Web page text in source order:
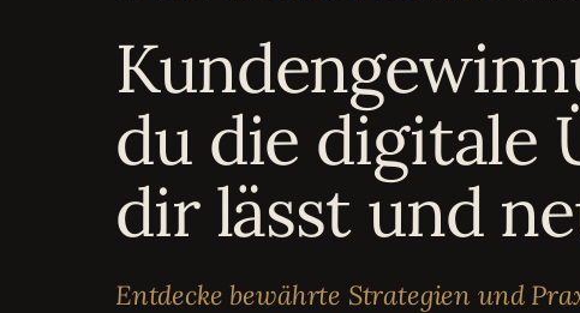
Bewertungen
Karriere
Partnerprogramm
du die digitale
dir lässt und
Entdecke bewährte Strategien und